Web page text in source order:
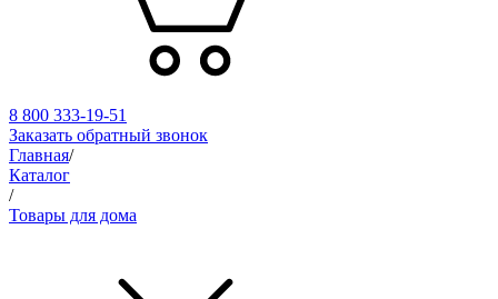
8 800 333-19-51
Заказать обратный звонок
Главная/
Каталог
/
Товары для дома